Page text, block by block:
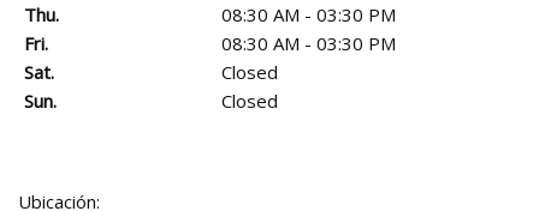
Thu.
08:30 AM - 03:30 PM
Fri.
08:30 AM - 03:30 PM
Sat.
Closed
Sun.
Closed
Ubicación: